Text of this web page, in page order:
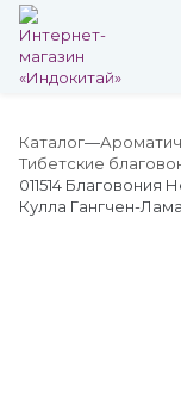
Каталог
Тибетские
011514
Кулла Гангчен-Лама